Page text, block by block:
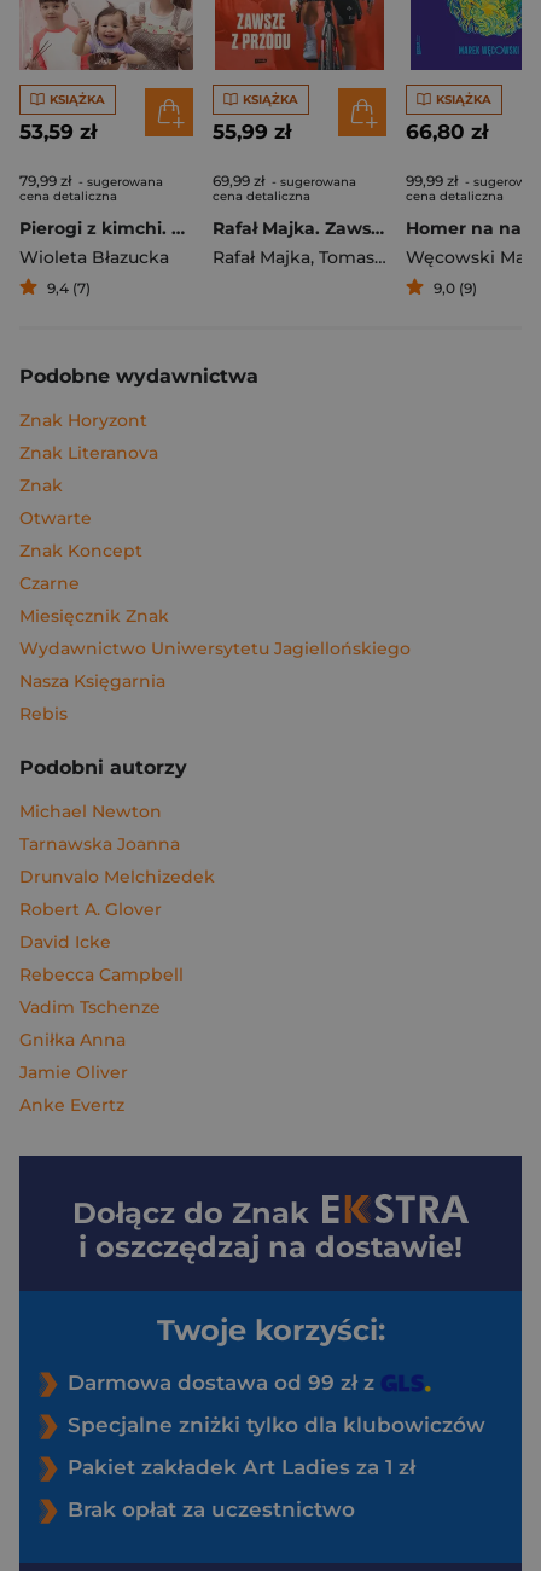
KSIĄŻKA
53,59 zł
79,99 zł - sugerowana
cena detaliczna
Pierogi z kimchi. Moje ulubione azjatyckie przepisy
Wioleta Błazucka
9,4 (7)
KSIĄŻKA
55,99 zł
69,99 zł - sugerowana
cena detaliczna
Rafał Majka. Zawsze z przodu. Rozmawia Tomasz Kalemba - książka z autografem
Rafał Majka, Tomasz Kalemba
KSIĄŻKA
66,80 zł
99,99 zł -
cena detaliczna
Węcowski
9,0 (9)
Podobne wydawnictwa
Znak Horyzont
Znak Literanova
Znak
Otwarte
Znak Koncept
Czarne
Miesięcznik Znak
Wydawnictwo Uniwersytetu Jagiellońskiego
Nasza Księgarnia
Rebis
Podobni autorzy
Michael Newton
Tarnawska Joanna
Drunvalo Melchizedek
Robert A. Glover
David Icke
Rebecca Campbell
Vadim Tschenze
Gniłka Anna
Jamie Oliver
Anke Evertz
Dołącz do Znak
i oszczędzaj na dostawie!
Twoje korzyści:
Darmowa dostawa od 99 zł z
Specjalne zniżki tylko dla klubowiczów
Pakiet zakładek Art Ladies za 1 zł
Brak opłat za uczestnictwo